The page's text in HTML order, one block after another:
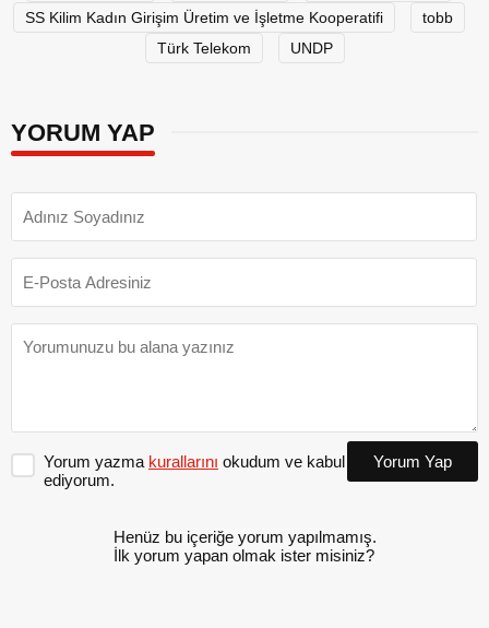
SS Kilim Kadın Girişim Üretim ve İşletme Kooperatifi
tobb
Türk Telekom
UNDP
YORUM YAP
Yorum yazma kurallarını okudum ve kabul
ediyorum.
Yorum Yap
Henüz bu içeriğe yorum yapılmamış.
İlk yorum yapan olmak ister misiniz?